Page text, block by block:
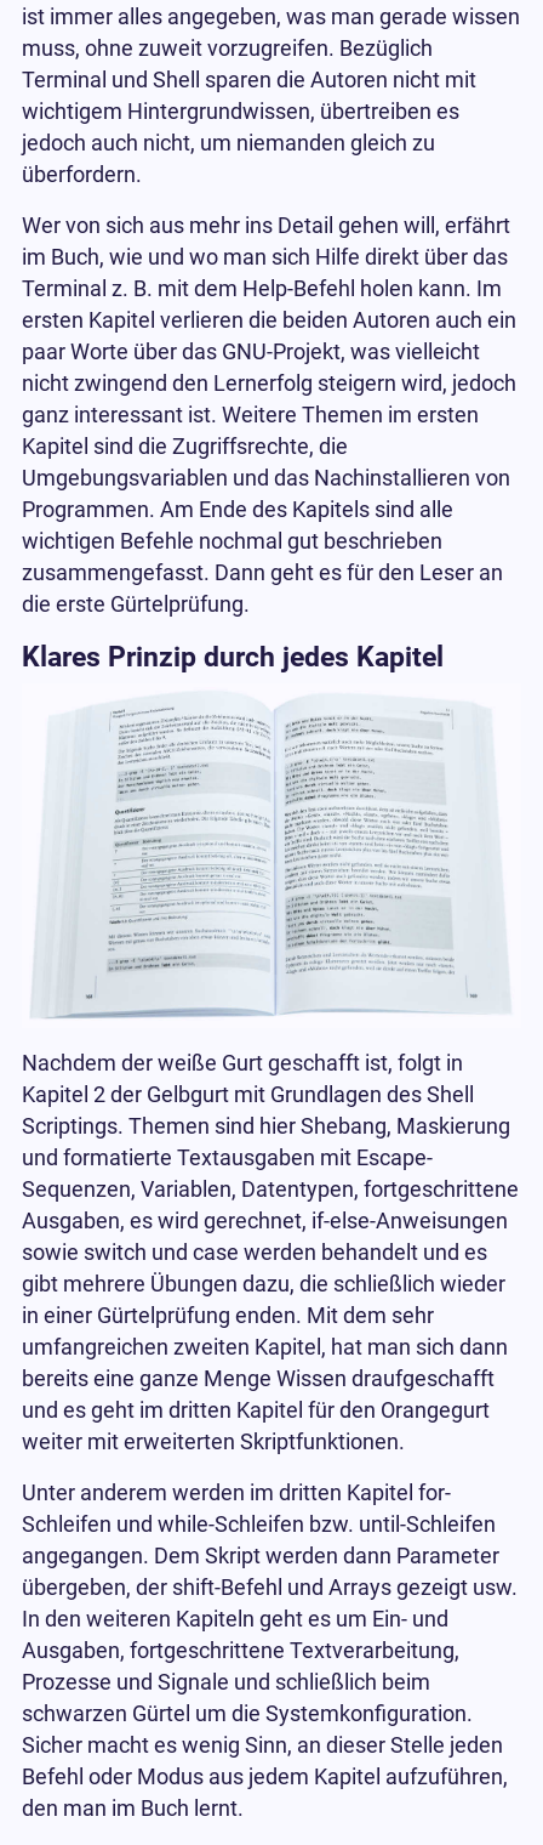
ist immer alles angegeben, was man gerade wissen
muss, ohne zuweit vorzugreifen. Bezüglich
Terminal und Shell sparen die Autoren nicht mit
wichtigem Hintergrundwissen, übertreiben es
jedoch auch nicht, um niemanden gleich zu
überfordern.
Wer von sich aus mehr ins Detail gehen will, erfährt
im Buch, wie und wo man sich Hilfe direkt über das
Terminal z. B. mit dem Help-Befehl holen kann. Im
ersten Kapitel verlieren die beiden Autoren auch ein
paar Worte über das GNU-Projekt, was vielleicht
nicht zwingend den Lernerfolg steigern wird, jedoch
ganz interessant ist. Weitere Themen im ersten
Kapitel sind die Zugriffsrechte, die
Umgebungsvariablen und das Nachinstallieren von
Programmen. Am Ende des Kapitels sind alle
wichtigen Befehle nochmal gut beschrieben
zusammengefasst. Dann geht es für den Leser an
die erste Gürtelprüfung.
Klares Prinzip durch jedes Kapitel
Nachdem der weiße Gurt geschafft ist, folgt in
Kapitel 2 der Gelbgurt mit Grundlagen des Shell
Scriptings. Themen sind hier Shebang, Maskierung
und formatierte Textausgaben mit Escape-
Sequenzen, Variablen, Datentypen, fortgeschrittene
Ausgaben, es wird gerechnet, if-else-Anweisungen
sowie switch und case werden behandelt und es
gibt mehrere Übungen dazu, die schließlich wieder
in einer Gürtelprüfung enden. Mit dem sehr
umfangreichen zweiten Kapitel, hat man sich dann
bereits eine ganze Menge Wissen draufgeschafft
und es geht im dritten Kapitel für den Orangegurt
weiter mit erweiterten Skriptfunktionen.
Unter anderem werden im dritten Kapitel for-
Schleifen und while-Schleifen bzw. until-Schleifen
angegangen. Dem Skript werden dann Parameter
übergeben, der shift-Befehl und Arrays gezeigt usw.
In den weiteren Kapiteln geht es um Ein- und
Ausgaben, fortgeschrittene Textverarbeitung,
Prozesse und Signale und schließlich beim
schwarzen Gürtel um die Systemkonfiguration.
Sicher macht es wenig Sinn, an dieser Stelle jeden
Befehl oder Modus aus jedem Kapitel aufzuführen,
den man im Buch lernt.